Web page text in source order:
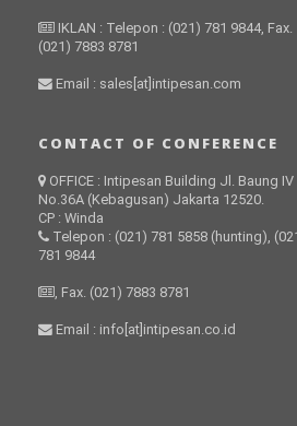
IKLAN : Telepon : (021) 781 9844, Fax.
(021) 7883 8781
Email : sales[at]intipesan.com
CONTACT OF CONFERENCE
OFFICE : Intipesan Building Jl. Baung IV
No.36A (Kebagusan) Jakarta 12520.
CP : Winda
Telepon : (021) 781 5858 (hunting),
781 9844
, Fax. (021) 7883 8781
Email : info[at]intipesan.co.id